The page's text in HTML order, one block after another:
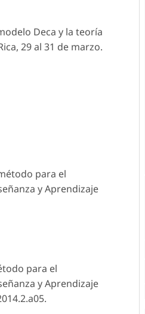
Deca y la teoría
29 al 31 de marzo.
para el
y Aprendizaje
para el
y Aprendizaje